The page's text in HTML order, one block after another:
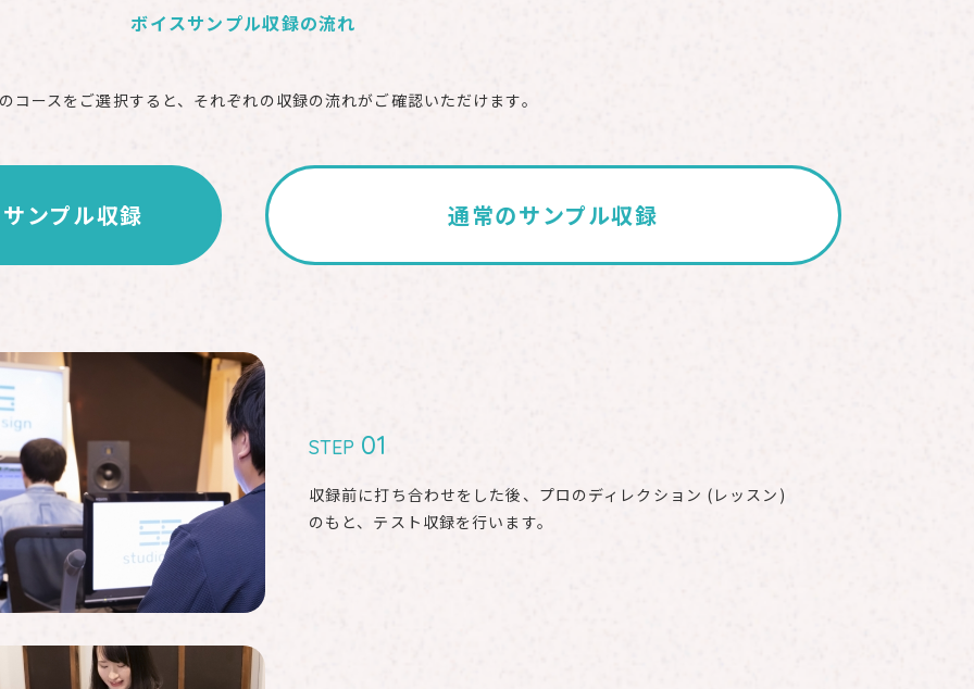
ボイスサンプル収録の流れ
コースをご選択すると、それぞれの収録の流れがご確認いただけます。
サンプル収録 通常のサンプル収録
STEP 01
収録前に打ち合わせをした後、プロのディレクション (レッスン)
のもと、テスト収録を行います。